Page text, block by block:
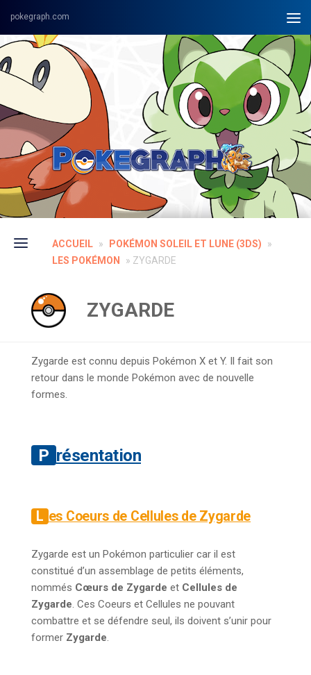
Skip to content
ACCUEIL » POKÉMON SOLEIL ET LUNE (3DS)
»
LES POKÉMON
» ZYGARDE
ZYGARDE
Zygarde est connu depuis Pokémon X et Y. Il fait son
retour dans le monde Pokémon avec de nouvelle
formes.
Présentation
Les Coeurs de Cellules de Zygarde
Zygarde est un Pokémon particulier car il est
constitué d’un assemblage de petits éléments,
nommés Cœurs de Zygarde et Cellules de
Zygarde. Ces Coeurs et Cellules ne pouvant
combattre et se défendre seul, ils doivent s’unir pour
former Zygarde.